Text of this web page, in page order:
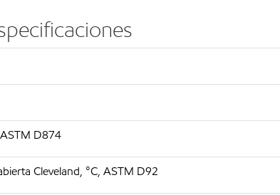
D874
Cleveland, °C, ASTM D92